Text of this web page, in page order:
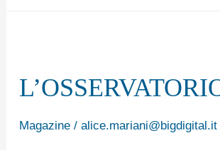
Magazine/ alice.mariani@bigdigital.it